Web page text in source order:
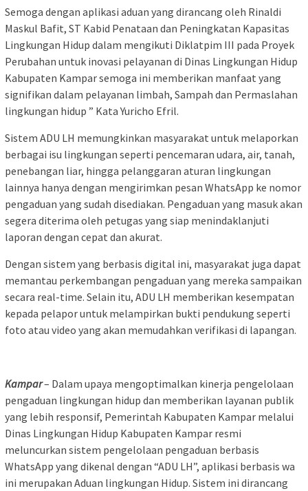
Semoga dengan aplikasi aduan yang dirancang oleh Rinaldi
Maskul Bafit, ST Kabid Penataan dan Peningkatan Kapasitas
Lingkungan Hidup dalam mengikuti Diklatpim III pada Proyek
Perubahan untuk inovasi pelayanan di Dinas Lingkungan Hidup
Kabupaten Kampar semoga ini memberikan manfaat yang
signifikan dalam pelayanan limbah, Sampah dan Permaslahan
lingkungan hidup ” Kata Yuricho Efril.
Sistem ADU LH memungkinkan masyarakat untuk melaporkan
berbagai isu lingkungan seperti pencemaran udara, air, tanah,
penebangan liar, hingga pelanggaran aturan lingkungan
lainnya hanya dengan mengirimkan pesan WhatsApp ke nomor
pengaduan yang sudah disediakan. Pengaduan yang masuk akan
segera diterima oleh petugas yang siap menindaklanjuti
laporan dengan cepat dan akurat.
Dengan sistem yang berbasis digital ini, masyarakat juga dapat
memantau perkembangan pengaduan yang mereka sampaikan
secara real-time. Selain itu, ADU LH memberikan kesempatan
kepada pelapor untuk melampirkan bukti pendukung seperti
foto atau video yang akan memudahkan verifikasi di lapangan.
Kampar– Dalam upaya mengoptimalkan kinerja pengelolaan
pengaduan lingkungan hidup dan memberikan layanan publik
yang lebih responsif, Pemerintah Kabupaten Kampar melalui
Dinas Lingkungan Hidup Kabupaten Kampar resmi
meluncurkan sistem pengelolaan pengaduan berbasis
WhatsApp yang dikenal dengan “ADU LH”, aplikasi berbasis wa
ini merupakan Aduan lingkungan Hidup. Sistem ini dirancang